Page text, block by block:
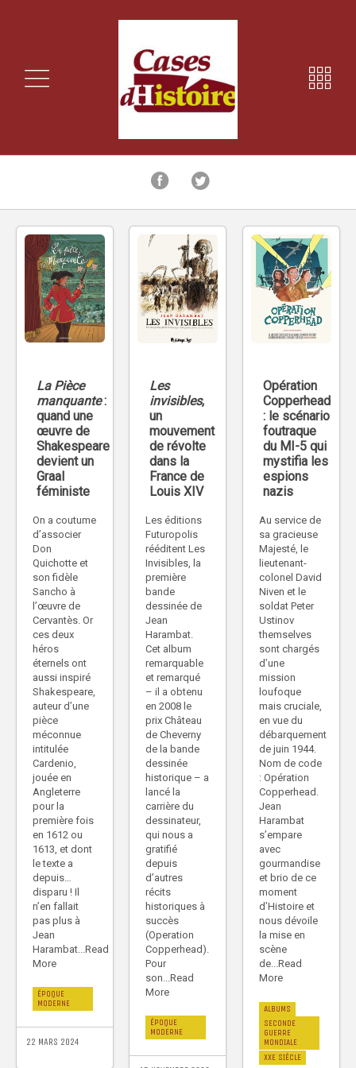
La Pièce
manquante:
quand une
œuvre de
Shakespeare
devient un
Graal
féministe
On a coutume
d’associer
Don
Quichotte et
son fidèle
Sancho à
l’œuvre de
Cervantès. Or
ces deux
héros
éternels ont
aussi inspiré
Shakespeare,
auteur d’une
pièce
méconnue
intitulée
Cardenio,
jouée en
Angleterre
pour la
première fois
en 1612 ou
1613, et dont
le texte a
depuis…
disparu ! Il
n’en fallait
pas plus à
Jean
Harambat...Read
More
ÉPOQUE
MODERNE
22 MARS 2024
Les
invisibles,
un
mouvement
de révolte
dans la
France de
Louis XIV
Les éditions
Futuropolis
rééditent Les
Invisibles, la
première
bande
dessinée de
Jean
Harambat.
Cet album
remarquable
et remarqué
– il a obtenu
en 2008 le
prix Château
de Cheverny
de la bande
dessinée
historique – a
lancé la
carrière du
dessinateur,
qui nous a
gratifié
depuis
d’autres
récits
historiques à
succès
(Operation
Copperhead).
Pour
son...Read
More
ÉPOQUE
MODERNE
Opération
Copperhead
: le scénario
foutraque
du MI-5 qui
mystifia les
espions
nazis
Au service de
sa gracieuse
Majesté, le
lieutenant-
colonel David
Niven et le
soldat Peter
Ustinov
themselves
sont chargés
d’une
mission
loufoque
mais cruciale,
en vue du
débarquement
de juin 1944.
Nom de code
: Opération
Copperhead.
Jean
Harambat
s’empare
avec
gourmandise
et brio de ce
moment
d’Histoire et
nous dévoile
la mise en
scène
de...Read
More
ALBUMS
SECONDE
GUERRE
MONDIALE
XXE SIÈCLE